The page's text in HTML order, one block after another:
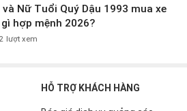
và Nữ Tuổi Quý Dậu 1993 mua xe
hợp mệnh 2026?
lượt xem
HỖ TRỢ KHÁCH HÀNG